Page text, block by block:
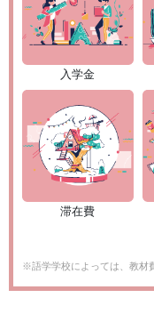
入学金
滞在費
※語学学校によっては、教材